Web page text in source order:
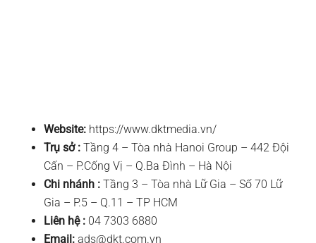
Website: https://www.dktmedia.vn/
Trụ sở : Tầng 4 – Tòa nhà Hanoi Group – 442 Đội
Cấn – P.Cống Vị – Q.Ba Đình – Hà Nội
Chi nhánh : Tầng 3 – Tòa nhà Lữ Gia – Số 70 Lữ
Gia – P.5 – Q.11 – TP HCM
Liên hệ : 04 7303 6880
Email: ads@dkt.com.vn